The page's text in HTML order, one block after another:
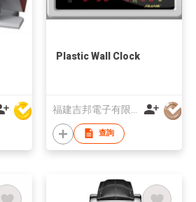
Plastic Wall Clock
查詢